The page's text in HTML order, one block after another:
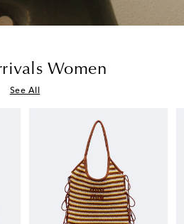
Women
See All